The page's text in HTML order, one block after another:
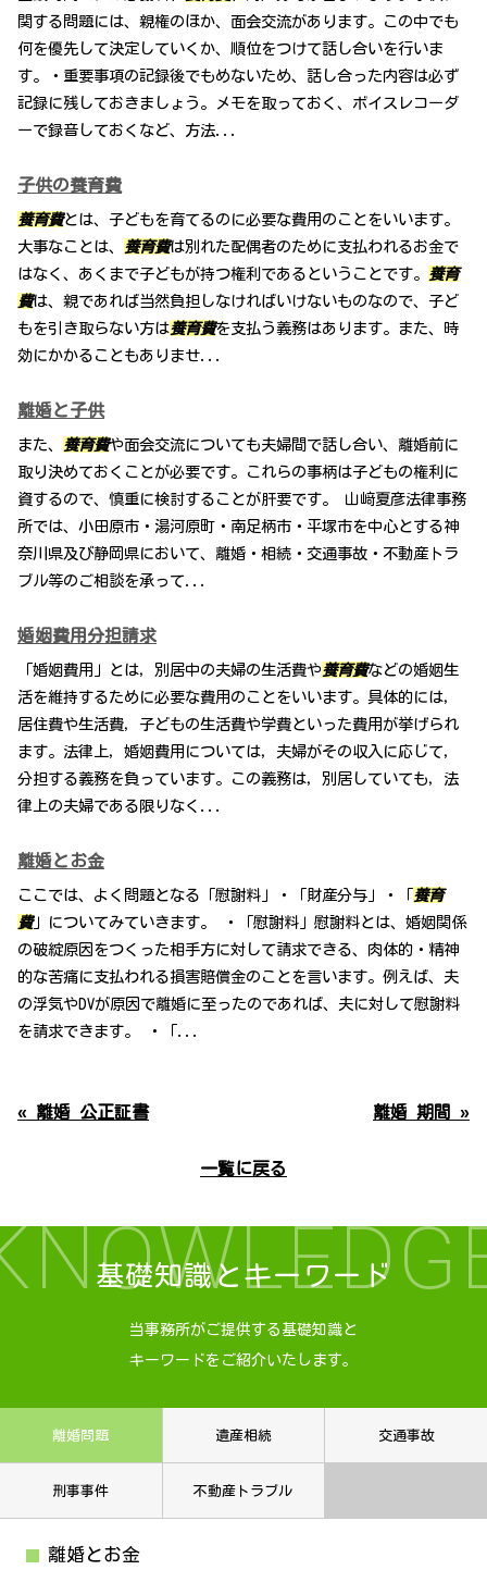
関する問題には、親権のほか、面会交流があります。この中でも
何を優先して決定していくか、順位をつけて話し合いを行いま
す。・重要事項の記録後でもめないため、話し合った内容は必ず
記録に残しておきましょう。メモを取っておく、ボイスレコーダ
ーで録音しておくなど、方法...
子供の養育費
養育費とは、子どもを育てるのに必要な費用のことをいいます。
大事なことは、 養育費は別れた配偶者のために支払われるお金で
はなく、あくまで子どもが持つ権利であるということです。 養育
費は、親であれば当然負担しなければいけないものなので、子ど
もを引き取らない方は養育費を支払う義務はあります。また、時
効にかかることもありませ...
離婚と子供
また、 養育費や面会交流についても夫婦間で話し合い、離婚前に
取り決めておくことが必要です。これらの事柄は子どもの権利に
資するので、慎重に検討することが肝要です。 山﨑夏彦法律事務
所では、小田原市・湯河原町・南足柄市・平塚市を中心とする神
奈川県及び静岡県において、離婚・相続・交通事故・不動産トラ
ブル等のご相談を承って...
婚姻費用分担請求
「婚姻費用」とは，別居中の夫婦の生活費や養育費などの婚姻生
活を維持するために必要な費用のことをいいます。具体的には，
居住費や生活費，子どもの生活費や学費といった費用が挙げられ
ます。法律上，婚姻費用については，夫婦がその収入に応じて，
分担する義務を負っています。この義務は，別居していても，法
律上の夫婦である限りなく...
離婚とお金
ここでは、よく問題となる「慰謝料」・「財産分与」・「 養育
費」についてみていきます。 ・「慰謝料」慰謝料とは、婚姻関係
の破綻原因をつくった相手方に対して請求できる、肉体的・精神
的な苦痛に支払われる損害賠償金のことを言います。例えば、夫
の浮気やDVが原因で離婚に至ったのであれば、夫に対して慰謝料
を請求できます。 ・「...
« 離婚 公正証書 離婚 期間 »
一覧に戻る
基礎知識とキーワード
当事務所がご提供する基礎知識と
キーワードをご紹介いたします。
離婚問題 遺産相続 交通事故
刑事事件 不動産トラブル
離婚とお金